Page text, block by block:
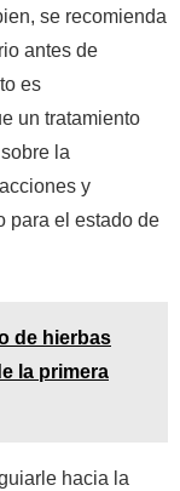
se recomienda
antes de
es
un tratamiento
la
y
para el estado de
de hierbas
la primera
hacia la